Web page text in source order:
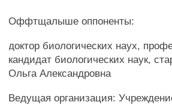
Оффтщалыше оппоненты:
доктор биологических наух,
кандидат биологических наук,
Ольга Александровна
Ведущая организация: